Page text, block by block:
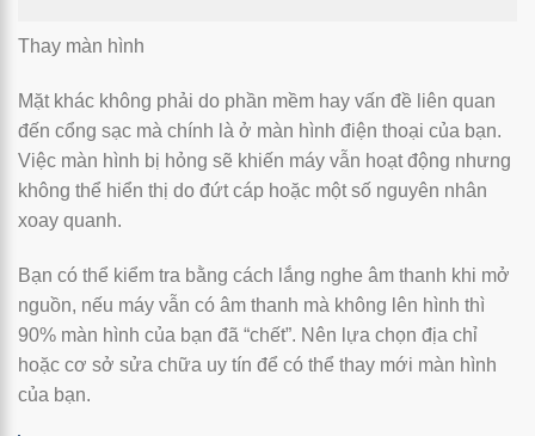
Thay màn hình
Mặt khác không phải do phần mềm hay vấn đề liên quan
đến cổng sạc mà chính là ở màn hình điện thoại của bạn.
Việc màn hình bị hỏng sẽ khiến máy vẫn hoạt động nhưng
không thể hiển thị do đứt cáp hoặc một số nguyên nhân
xoay quanh.
Bạn có thể kiểm tra bằng cách lắng nghe âm thanh khi mở
nguồn, nếu máy vẫn có âm thanh mà không lên hình thì
90% màn hình của bạn đã “chết”. Nên lựa chọn địa chỉ
hoặc cơ sở sửa chữa uy tín để có thể thay mới màn hình
của bạn.